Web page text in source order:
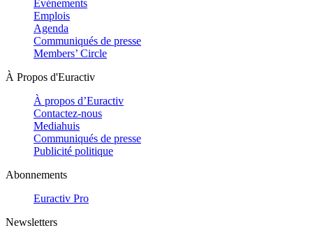
Evénements
Emplois
Agenda
Communiqués de presse
Members’ Circle
À Propos d'Euractiv
À propos d’Euractiv
Contactez-nous
Mediahuis
Communiqués de presse
Publicité politique
Abonnements
Euractiv Pro
Newsletters